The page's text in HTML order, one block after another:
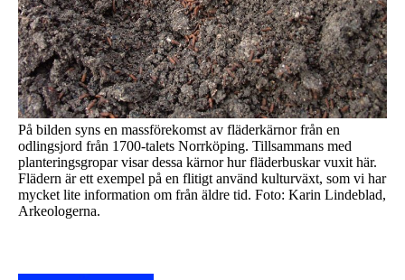
På bilden syns en massförekomst av fläderkärnor från en
odlingsjord från 1700-talets Norrköping. Tillsammans med
planteringsgropar visar dessa kärnor hur fläderbuskar vuxit här.
Flädern är ett exempel på en flitigt använd kulturväxt, som vi har
mycket lite information om från äldre tid. Foto: Karin Lindeblad,
Arkeologerna.